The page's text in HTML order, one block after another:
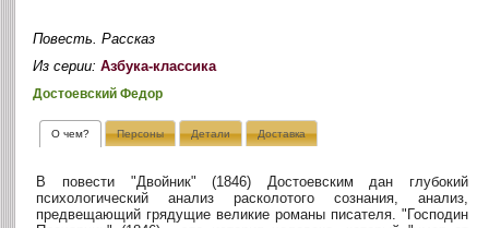
Повесть. Рассказ
Из серии:Азбука-классика
Достоевский Федор
О чем? Персоны Детали Доставка
В повести "Двойник" (1846) Достоевским дан глубокий
психологический анализ расколотого сознания, анализ,
предвещающий грядущие великие романы писателя. "Господин